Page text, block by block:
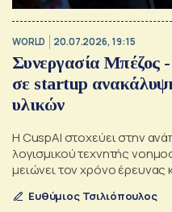
WORLD 20.07.2026, 19:15
Συνεργασία Μπέζος
σε startup
υλικών
Η CuspAI στοχεύει στην
λογισμικού τεχνητής
μειώνει τον χρόνο έρευνας
εφοδιασμού των
Ευθύμιος Τσιλιόπουλος